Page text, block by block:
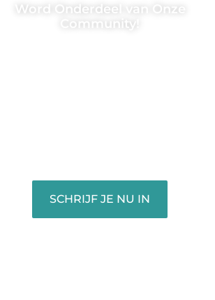
Word Onderdeel van Onze
Community!
SCHRIJF JE NU IN